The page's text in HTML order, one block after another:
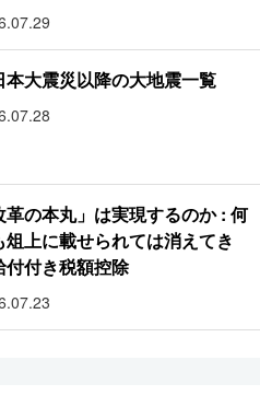
本大震災以降の大地震一覧
革の本丸」は実現するのか : 何
俎上に載せられては消えてき
付付き税額控除